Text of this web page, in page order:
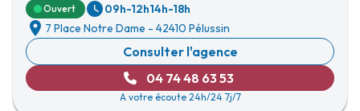
Ouvert 09h-12h14h-18h
7 Place Notre Dame - 42410 Pélussin
Consulter l'agence
04 74 48 63 53
A votre écoute 24h/24 7j/7